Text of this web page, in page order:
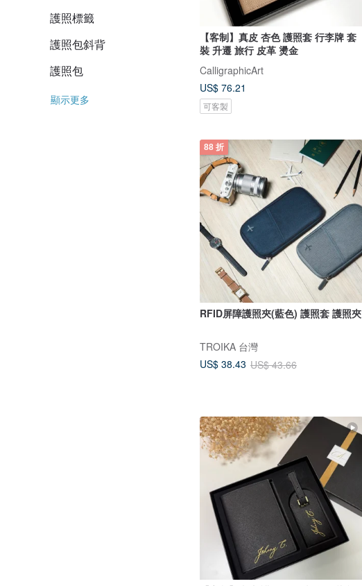
護照標籤
護照包斜背
護照包
顯示更多
【客制】真皮 杏色 護照套 行李牌 套
裝 升遷 旅行 皮革 燙金
CalligraphicArt
US$ 76.21
可客製
88 折
RFID屏障護照夾(藍色) 護照套 護照夾
TROIKA 台灣
US$ 38.43 US$ 43.66